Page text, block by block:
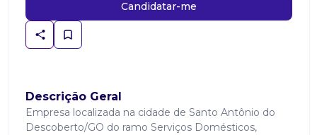
Candidatar-me
Descrição Geral
Empresa localizada na cidade de Santo Antônio do
Descoberto/GO do ramo Serviços Domésticos,